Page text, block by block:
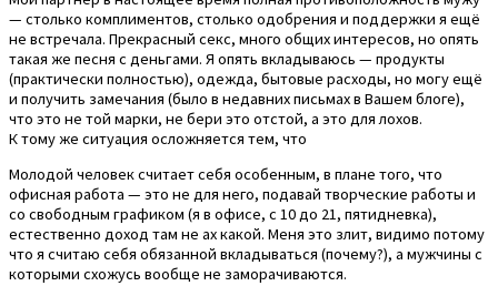
— столько комплиментов, столько одобрения и поддержки я ещё
не встречала. Прекрасный секс, много общих интересов, но опять
такая же песня с деньгами. Я опять вкладываюсь — продукты
(практически полностью), одежда, бытовые расходы, но могу ещё
и получить замечания (было в недавних письмах в Вашем блоге),
что это не той марки, не бери это отстой, а это для лохов.
К тому же ситуация осложняется тем, что
Молодой человек считает себя особенным, в плане того, что
офисная работа — это не для него, подавай творческие работы и
со свободным графиком (я в офисе, с 10 до 21, пятидневка),
естественно доход там не ах какой. Меня это злит, видимо потому
что я считаю себя обязанной вкладываться (почему?), а мужчины с
которыми схожусь вообще не заморачиваются.